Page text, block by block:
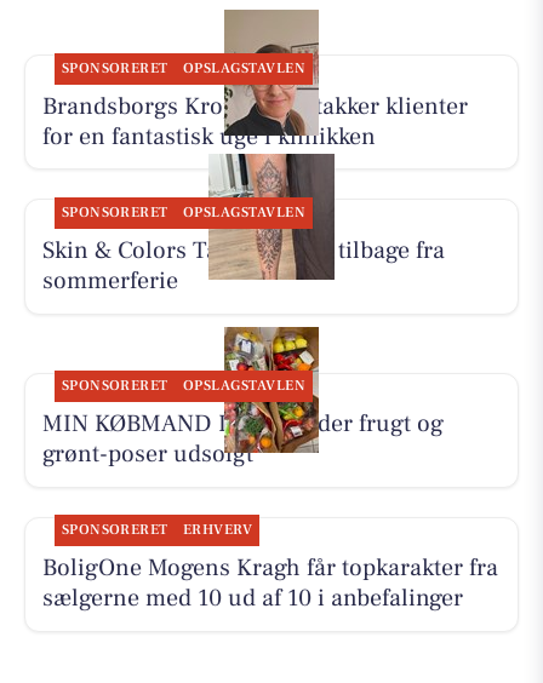
SPONSORERET OPSLAGSTAVLEN
Brandsborgs Kropsterapi takker klienter
for en fantastisk uge i klinikken
SPONSORERET OPSLAGSTAVLEN
Skin & Colors Tattoo ApS er tilbage fra
sommerferie
SPONSORERET OPSLAGSTAVLEN
MIN KØBMAND I ASP melder frugt og
grønt-poser udsolgt
SPONSORERET ERHVERV
BoligOne Mogens Kragh får topkarakter fra
sælgerne med 10 ud af 10 i anbefalinger